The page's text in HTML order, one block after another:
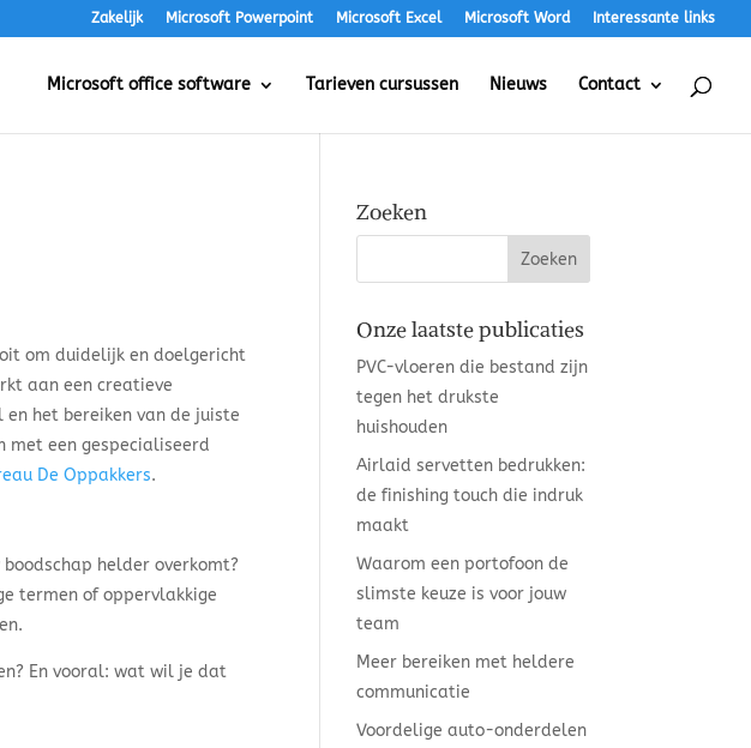
Zakelijk Microsoft Powerpoint Microsoft Excel Microsoft Word Interessante links
Microsoft office software Tarieven cursussen Nieuws Contact
om duidelijk en doelgericht
aan een creatieve
het bereiken van de juiste
met een gespecialiseerd
De Oppakkers.
helder overkomt?
termen of oppervlakkige
En vooral: wat wil je dat
Zoeken
Onze laatste publicaties
PVC-vloeren die bestand zijn
tegen het drukste
huishouden
Airlaid servetten bedrukken:
de finishing touch die indruk
maakt
Waarom een portofoon de
slimste keuze is voor jouw
team
Meer bereiken met heldere
communicatie
Voordelige auto-onderdelen